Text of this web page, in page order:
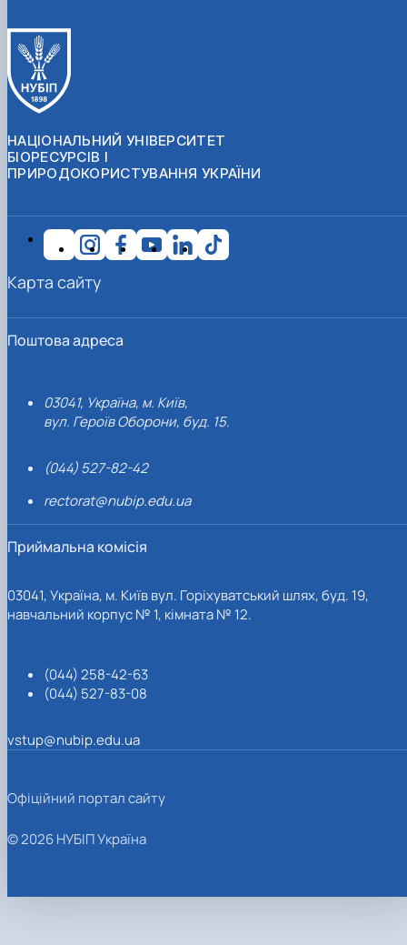
НАЦІОНАЛЬНИЙ УНІВЕРСИТЕТ
БІОРЕСУРСІВ І
ПРИРОДОКОРИСТУВАННЯ УКРАЇНИ
Поштова адреса
03041, Україна, м. Київ,
вул. Героїв Оборони, буд. 15.
(044) 527-82-42
rectorat@nubip.edu.ua
Приймальна комісія
03041, Україна, м. Київ вул. Горіхуватський шлях, буд. 19,
навчальний корпус № 1, кімната № 12.
(044) 258-42-63
(044) 527-83-08
vstup@nubip.edu.ua
Карта сайту
Офіційний портал сайту
© 2026 НУБІП Україна